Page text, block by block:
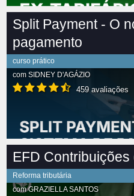
Split Payment - O
pagamento
curso prático
com SIDNEY D'AGÁZIO
459 avaliações
EFD Contribuições
Reforma tributária
comGRAZIELLA SANTOS